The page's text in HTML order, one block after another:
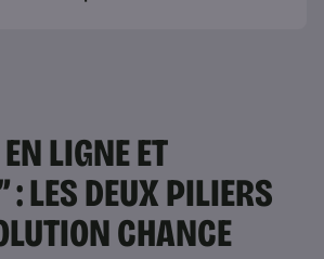
LIGNE ET
: LES DEUX PILIERS
CHANCE